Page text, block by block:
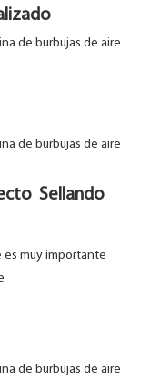
importante
cojín de aire